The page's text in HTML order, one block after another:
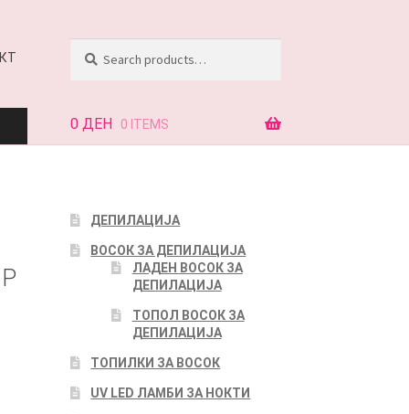
for:
0 ДЕН 0 ITEMS
ДЕПИЛАЦИЈА
ВОСОК ЗА ДЕПИЛАЦИЈА
ЛАДЕН ВОСОК ЗА
ДЕПИЛАЦИЈА
ТОПОЛ ВОСОК ЗА
ДЕПИЛАЦИЈА
ТОПИЛКИ ЗА ВОСОК
UV LED ЛАМБИ ЗА НОКТИ